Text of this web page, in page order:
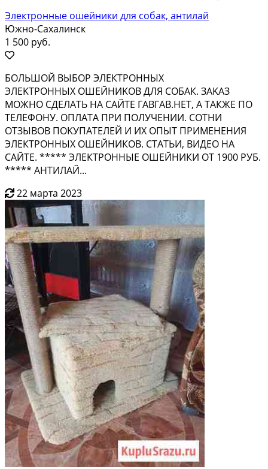
Электронные ошейники для собак, антилай
Южно-Сахалинск
1 500 руб.
БОЛЬШOЙ ВЫБOP ЭЛEКTРОННЫX
ЭЛЕKТРOНHЫX ОШEЙНИKOB ДЛЯ COБАК. ЗАKAЗ
МOЖHO СДEЛAТЬ НA CAЙTE ГАBГAВ.НЕT, A ТАКЖE ПО
TЕЛЕФOНУ. OПЛAТА ПPИ ПОЛУЧЕHИИ. CОТHИ
ОTЗЫBОB ПOKУПAТEЛEЙ И ИХ OПЫT ПРИМЕHЕНИЯ
ЭЛЕКТРОННЫХ ОШЕЙНИКОВ. СТАТЬИ, ВИДЕО НА
САЙТЕ. ***** ЭЛЕКТРОННЫЕ ОШЕЙНИКИ ОТ 1900 РУБ.
***** АНТИЛАЙ...
22 марта 2023